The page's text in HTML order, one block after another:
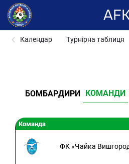
Календар Турнірна таблиця
БОМБАРДИРИ КОМАНДИ
Команда
ФК «Чайка